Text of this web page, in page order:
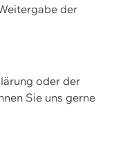
der
oder der
Sie uns gerne